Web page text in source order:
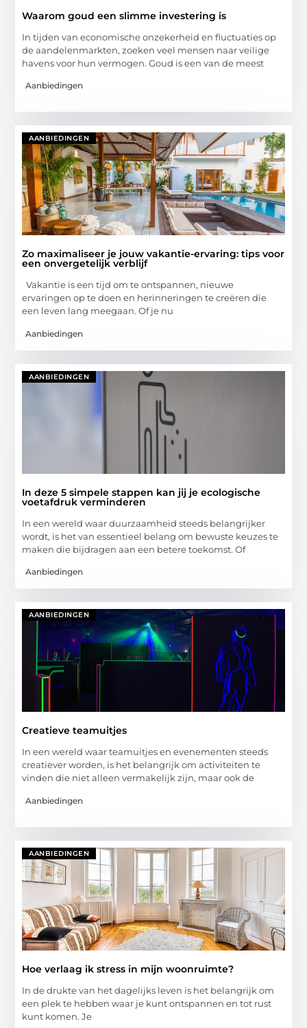
Waarom goud een slimme investering is
In tijden van economische onzekerheid en fluctuaties op
de aandelenmarkten, zoeken veel mensen naar veilige
havens voor hun vermogen. Goud is een van de meest
Aanbiedingen
AANBIEDINGEN
Zo maximaliseer je jouw vakantie-ervaring: tips voor
een onvergetelijk verblijf
Vakantie is een tijd om te ontspannen, nieuwe
ervaringen op te doen en herinneringen te creëren die
een leven lang meegaan. Of je nu
Aanbiedingen
AANBIEDINGEN
In deze 5 simpele stappen kan jij je ecologische
voetafdruk verminderen
In een wereld waar duurzaamheid steeds belangrijker
wordt, is het van essentieel belang om bewuste keuzes te
maken die bijdragen aan een betere toekomst. Of
Aanbiedingen
AANBIEDINGEN
Creatieve teamuitjes
In een wereld waar teamuitjes en evenementen steeds
creatiever worden, is het belangrijk om activiteiten te
vinden die niet alleen vermakelijk zijn, maar ook de
Aanbiedingen
AANBIEDINGEN
Hoe verlaag ik stress in mijn woonruimte?
In de drukte van het dagelijks leven is het belangrijk om
een plek te hebben waar je kunt ontspannen en tot rust
kunt komen. Je